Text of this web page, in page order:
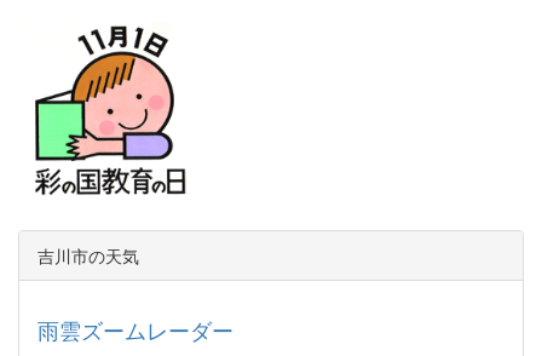
吉川市の天気
雨雲ズームレーダー